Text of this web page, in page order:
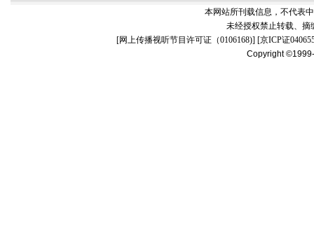
本网站所刊载信息，不代表
未经授权禁止转载、摘
[网上传播视听节目许可证（0106168)] [京ICP证
Copyright